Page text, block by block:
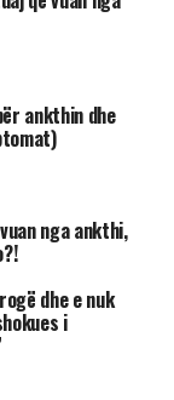
ankthin dhe
nga ankthi,
dhe e nuk
i